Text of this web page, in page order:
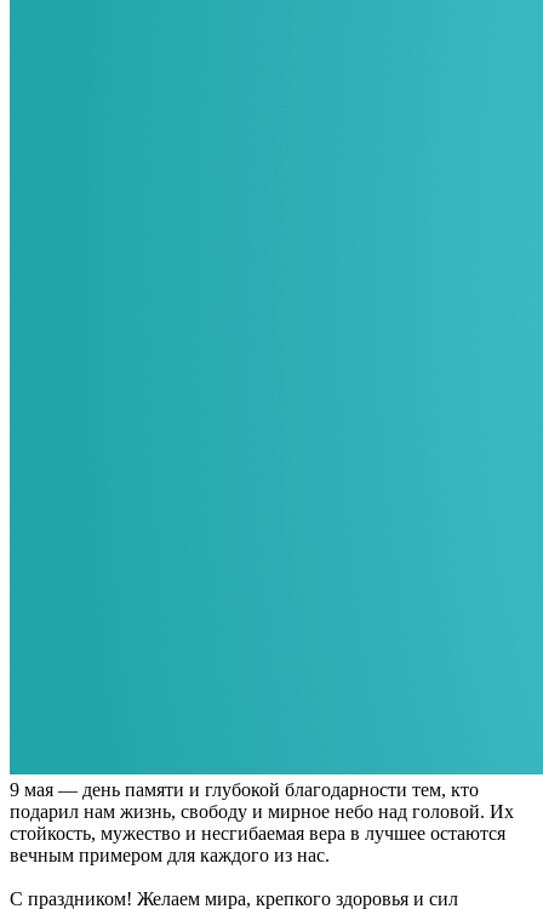
9 мая — день памяти и глубокой благодарности тем, кто
подарил нам жизнь, свободу и мирное небо над головой. Их
стойкость, мужество и несгибаемая вера в лучшее остаются
вечным примером для каждого из нас.
С праздником! Желаем мира, крепкого здоровья и сил